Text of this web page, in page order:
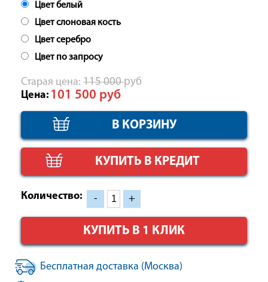
Цвет белый
Цвет слоновая кость
Цвет серебро
Цвет по запросу
Cтарая цена: 115 000руб
Цена: 101 500 руб
КУПИТЬ В КРЕДИТ
Количество: - +
КУПИТЬ В 1 КЛИК
Бесплатная доставка (Москва)